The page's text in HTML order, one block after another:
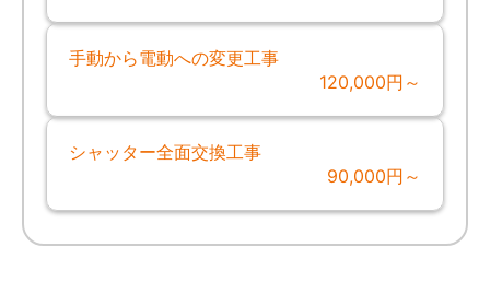
手動から電動への変更工事
120,000円～
シャッター全面交換工事
90,000円～